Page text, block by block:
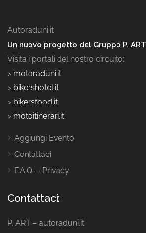
Autoraduni.it
Un nuovo progetto del Gruppo P. ART
Visita i portali del nostro circuito:
> motoraduni.it
> bikershotel.it
> bikersfood.it
> motoitinerari.it
Aggiungi Evento
Contattaci
F.A.Q. – Privacy
Contattaci:
P. ART – autoraduni.it